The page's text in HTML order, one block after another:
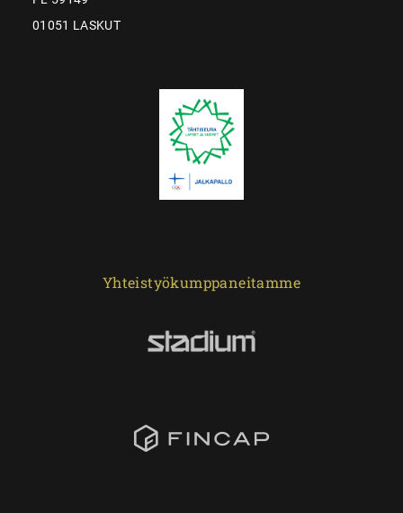
01051 LASKUT
Yhteistyökumppaneitamme